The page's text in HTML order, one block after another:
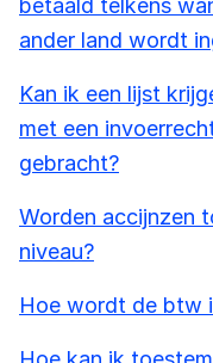
betaald telkens
ander land wordt
Kan ik een lijst
met een
gebracht?
Worden accijnzen
niveau?
Hoe wordt de btw